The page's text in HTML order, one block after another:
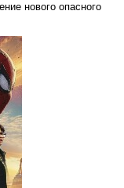
нового опасного